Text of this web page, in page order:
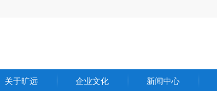
关于旷远 企业文化 新闻中心